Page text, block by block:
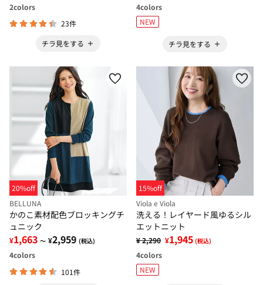
2colors
23件
チラ見をする
4colors
NEW
チラ見をする
20%off
BELLUNA
かのこ素材配色ブロッキングチ
ュニック
¥1,663 ～ ¥2,959 (税込)
4colors
101件
15%off
Viola e Viola
洗える！レイヤード風ゆるシル
エットニット
¥ 2,290 ¥1,945 (税込)
4colors
NEW